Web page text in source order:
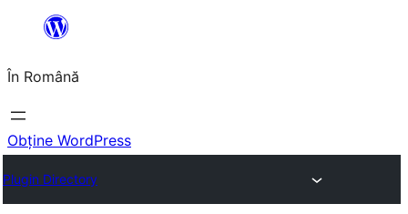
conținut
În Română
Obține WordPress
Plugin Directory